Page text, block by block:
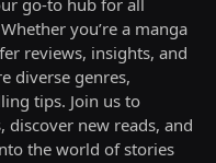
you’re a manga
reviews, insights, and
diverse genres,
tips. Join us to
new reads, and
the world of stories